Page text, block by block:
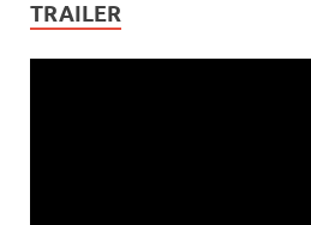
TRAILER